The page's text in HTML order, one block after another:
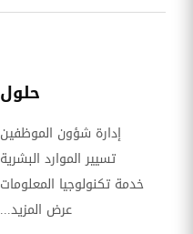
حلول
إدارة شؤون الموظفين
تسيير الموارد البشرية
خدمة تكنولوجيا المعلومات
عرض المزيد...